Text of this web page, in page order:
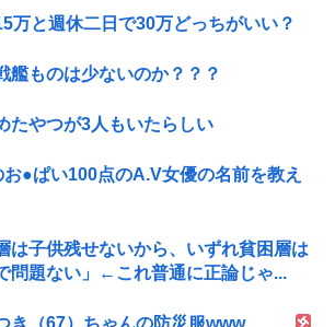
万と週休二日で30万どっちがいい？
艦ものは少ないのか？？？
たやつが3人もいたらしい
お●ぱい100点のA.V女優の名前を教え
は子供残せないから、いずれ貧困層は
問題ない」←これ普通に正論じゃ...
き（67）ちゃんの防災服www